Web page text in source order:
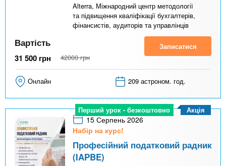
Alterra, Міжнародний центр методології
та підвищення кваліфікації бухгалтерів,
фінансистів, аудиторів та управлінців
Вартість
31 500 грн 42000 грн
Записатися
Онлайн 209 астроном. год.
Перший урок - безкоштовно
15 Серпень 2026
Набір на курс!
Професійний податковий радник
(IAPBE)
Акція